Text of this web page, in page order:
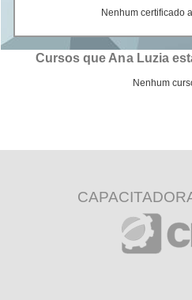
Nenhum certificado
Cursos que Ana Luzia
Nenhum